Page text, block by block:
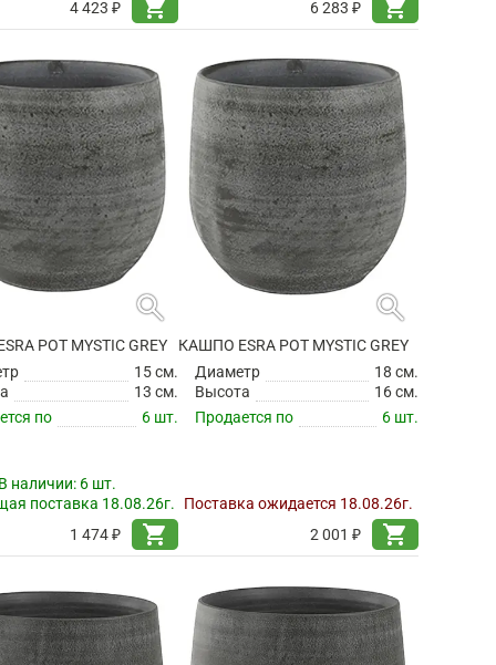
4 423 ₽
shopping_cart
6 283 ₽
shopping_cart
search
POT MYSTIC GREY
15 см.
13 см.
по
6 шт.
наличии: 6 шт.
поставка 18.08.26г.
1 474 ₽
shopping_cart
search
КАШПО ESRA POT MYSTIC GREY
Диаметр
18 см.
Высота
16 см.
Продается по
6 шт.
Поставка ожидается 18.08.26г.
2 001 ₽
shopping_cart